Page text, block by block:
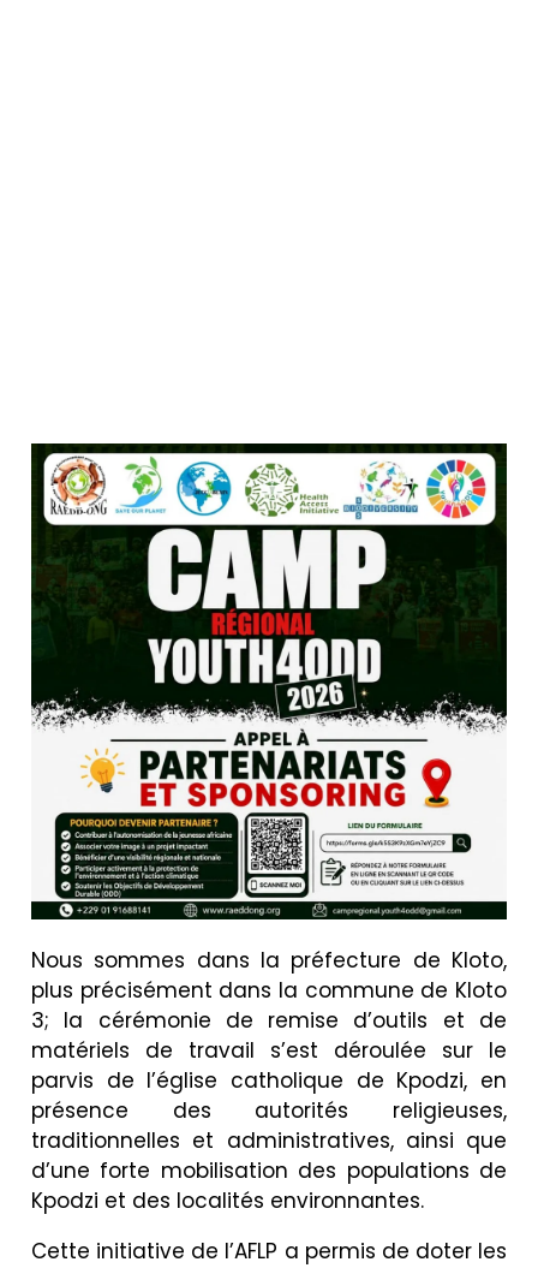
Nous sommes dans la préfecture de Kloto,
plus précisément dans la commune de Kloto
3; la cérémonie de remise d’outils et de
matériels de travail s’est déroulée sur le
parvis de l’église catholique de Kpodzi, en
présence des autorités religieuses,
traditionnelles et administratives, ainsi que
d’une forte mobilisation des populations de
Kpodzi et des localités environnantes.
Cette initiative de l’AFLP a permis de doter les